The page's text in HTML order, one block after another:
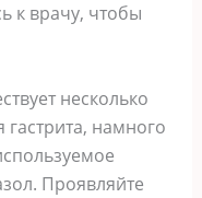
к врачу, чтобы
несколько
намного
Проявляйте